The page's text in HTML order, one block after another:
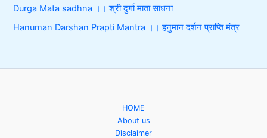
Durga Mata sadhna ।। श्री दुर्गा माता साधना
Hanuman Darshan Prapti Mantra ।। हनुमान दर्शन प्राप्ति मंत्र
HOME
About us
Disclaimer